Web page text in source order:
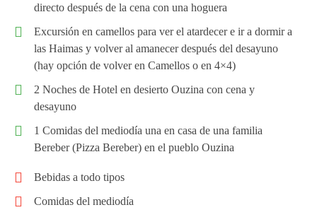
directo después de la cena con una hoguera
Excursión en camellos para ver el atardecer e ir a dormir a
las Haimas y volver al amanecer después del desayuno
(hay opción de volver en Camellos o en 4×4)
2 Noches de Hotel en desierto Ouzina con cena y
desayuno
1 Comidas del mediodía una en casa de una familia
Bereber (Pizza Bereber) en el pueblo Ouzina
Bebidas a todo tipos
Comidas del mediodía